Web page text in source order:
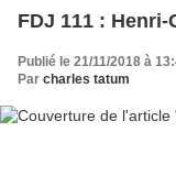
FDJ 111 : Henri-
Publié le 21/11/2018 à
Par charles tatum